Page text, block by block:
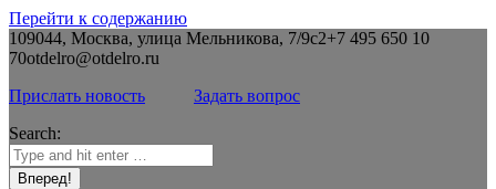
Перейти к содержанию
109044, Москва, улица Мельникова, 7/9с2+7 495 650 10
70otdelro@otdelro.ru
Прислать новость
Задать вопрос
Search: